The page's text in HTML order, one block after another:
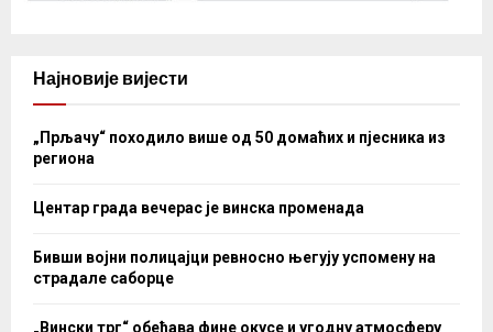
Најновије вијести
„Прљачу“ походило више од 50 домаћих и пјесника из
региона
Центар града вечерас је винска променада
Бивши војни полицајци ревносно његују успомену на
страдале саборце
„Вински трг“ обећава фине окусе и угодну атмосферу